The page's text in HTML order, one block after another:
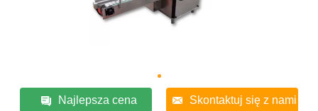
Najlepsza cena Skontaktuj się z nami